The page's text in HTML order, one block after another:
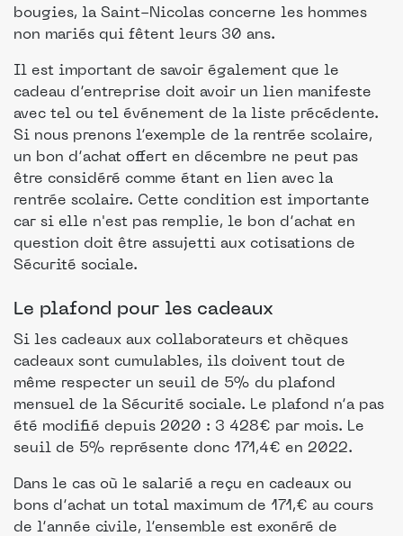
bougies, la Saint-Nicolas concerne les hommes
non mariés qui fêtent leurs 30 ans.
Il est important de savoir également que le
cadeau d’entreprise doit avoir un lien manifeste
avec tel ou tel événement de la liste précédente.
Si nous prenons l’exemple de la rentrée scolaire,
un bon d’achat offert en décembre ne peut pas
être considéré comme étant en lien avec la
rentrée scolaire. Cette condition est importante
car si elle n'est pas remplie, le bon d’achat en
question doit être assujetti aux cotisations de
Sécurité sociale.
Le plafond pour les cadeaux
Si les cadeaux aux collaborateurs et chèques
cadeaux sont cumulables, ils doivent tout de
même respecter un seuil de 5% du plafond
mensuel de la Sécurité sociale. Le plafond n’a pas
été modifié depuis 2020 : 3 428€ par mois. Le
seuil de 5% représente donc 171,4€ en 2022.
Dans le cas où le salarié a reçu en cadeaux ou
bons d’achat un total maximum de 171,€ au cours
de l’année civile, l’ensemble est exonéré de